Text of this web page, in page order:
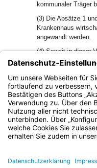
kommunaler Träger
(3) Die Absätze 1
Krankenhaus
angewandt werden.
(4) Soweit in dieser
KommHV-
Haushaltsführung
Bayern.de
BayernPortal
Impressum